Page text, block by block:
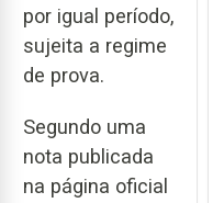
por igual período,
sujeita a regime
de prova.
Segundo uma
nota publicada
na página oficial